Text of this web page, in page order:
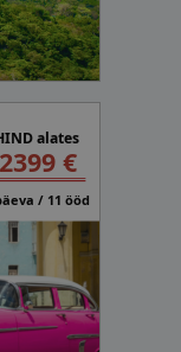
alates
2399 €
/ 11 ööd